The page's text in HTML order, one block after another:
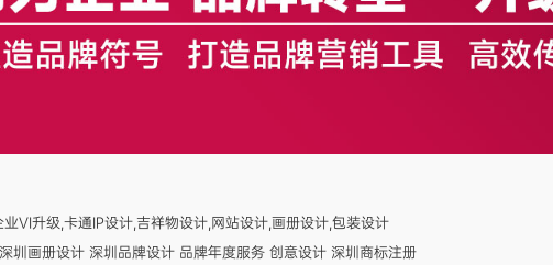
VI升级,卡通IP设计,吉祥物设计,网站设计,画册设计,包装设计
圳画册设计 深圳品牌设计 品牌年度服务 创意设计 深圳商标注册